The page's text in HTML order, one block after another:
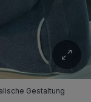
Gestaltung